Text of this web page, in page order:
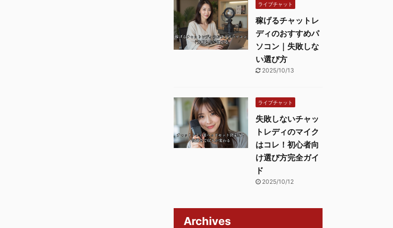
ライブチャット
稼げるチャットレ
ディのおすすめパ
ソコン｜失敗しな
い選び方
2025/10/13
ライブチャット
失敗しないチャッ
トレディのマイク
はコレ！初心者向
け選び方完全ガイ
ド
2025/10/12
Archives